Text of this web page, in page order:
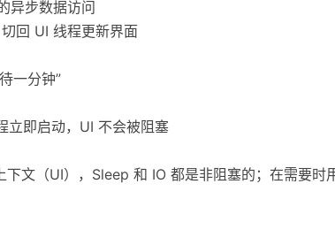
异步数据访问
回 UI 线程更新界面
一分钟”
即启动，UI 不会被阻塞
文（UI），Sleep 和 IO 都是非阻塞的；在需要